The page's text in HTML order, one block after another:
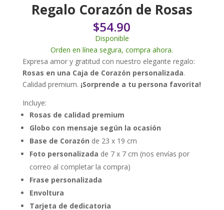
Regalo Corazón de Rosas
$54.90
Disponible
Orden en línea segura, compra ahora.
Expresa amor y gratitud con nuestro elegante regalo:
Rosas en una Caja de Corazón personalizada.
Calidad premium. ¡Sorprende a tu persona favorita!
Incluye:
Rosas de calidad premium
Globo con mensaje según la ocasión
Base de Corazón de 23 x 19 cm
Foto personalizada de 7 x 7 cm (nos envías por
correo al completar la compra)
Frase personalizada
Envoltura
Tarjeta de dedicatoria